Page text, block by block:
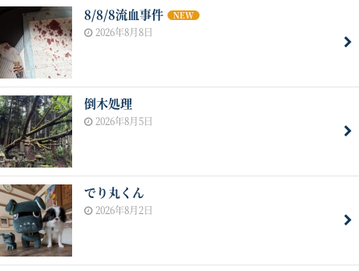
8/8/8流血事件 NEW
2026年8月8日
倒木処理
2026年8月5日
でり丸くん
2026年8月2日